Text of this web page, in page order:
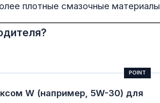
плотные смазочные материалы
W (например, 5W-30) для